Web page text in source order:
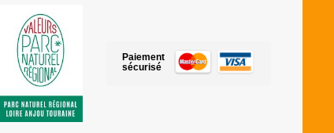
Paiement
sécurisé